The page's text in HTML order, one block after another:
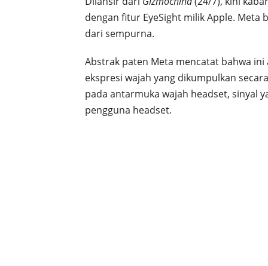
dengan fitur EyeSight milik Apple.
dari sempurna.
Abstrak paten Meta mencatat bahwa
ekspresi wajah yang dikumpulkan
pada antarmuka wajah headset, sinyal
pengguna headset.